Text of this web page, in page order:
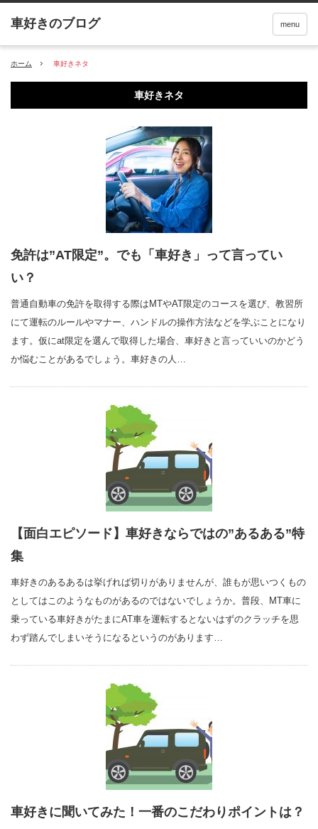
menu
ホーム 車好きネタ
車好きネタ
免許は”AT限定”。でも「車好き」って言ってい
い？
普通自動車の免許を取得する際はMTやAT限定のコースを選び、教習所
にて運転のルールやマナー、ハンドルの操作方法などを学ぶことになり
ます。仮にat限定を選んで取得した場合、車好きと言っていいのかどう
か悩むことがあるでしょう。車好きの人…
【面白エピソード】車好きならではの”あるある”特
集
車好きのあるあるは挙げれば切りがありませんが、誰もが思いつくもの
としてはこのようなものがあるのではないでしょうか。普段、MT車に
乗っている車好きがたまにAT車を運転するとないはずのクラッチを思
わず踏んでしまいそうになるというのがあります…
車好きに聞いてみた！一番のこだわりポイントは？